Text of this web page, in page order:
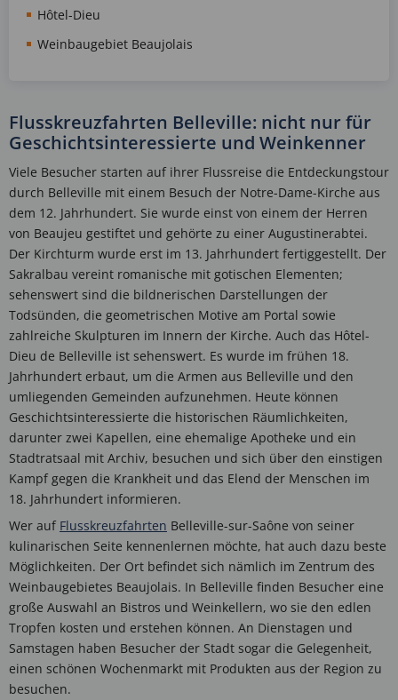
Hôtel-Dieu
Weinbaugebiet Beaujolais
Flusskreuzfahrten Belleville: nicht nur für
Geschichtsinteressierte und Weinkenner
Viele Besucher starten auf ihrer Flussreise die Entdeckungstour
durch Belleville mit einem Besuch der Notre-Dame-Kirche aus
dem 12. Jahrhundert. Sie wurde einst von einem der Herren
von Beaujeu gestiftet und gehörte zu einer Augustinerabtei.
Der Kirchturm wurde erst im 13. Jahrhundert fertiggestellt. Der
Sakralbau vereint romanische mit gotischen Elementen;
sehenswert sind die bildnerischen Darstellungen der
Todsünden, die geometrischen Motive am Portal sowie
zahlreiche Skulpturen im Innern der Kirche. Auch das Hôtel-
Dieu de Belleville ist sehenswert. Es wurde im frühen 18.
Jahrhundert erbaut, um die Armen aus Belleville und den
umliegenden Gemeinden aufzunehmen. Heute können
Geschichtsinteressierte die historischen Räumlichkeiten,
darunter zwei Kapellen, eine ehemalige Apotheke und ein
Stadtratsaal mit Archiv, besuchen und sich über den einstigen
Kampf gegen die Krankheit und das Elend der Menschen im
18. Jahrhundert informieren.
Wer auf Flusskreuzfahrten Belleville-sur-Saône von seiner
kulinarischen Seite kennenlernen möchte, hat auch dazu beste
Möglichkeiten. Der Ort befindet sich nämlich im Zentrum des
Weinbaugebietes Beaujolais. In Belleville finden Besucher eine
große Auswahl an Bistros und Weinkellern, wo sie den edlen
Tropfen kosten und erstehen können. An Dienstagen und
Samstagen haben Besucher der Stadt sogar die Gelegenheit,
einen schönen Wochenmarkt mit Produkten aus der Region zu
besuchen.